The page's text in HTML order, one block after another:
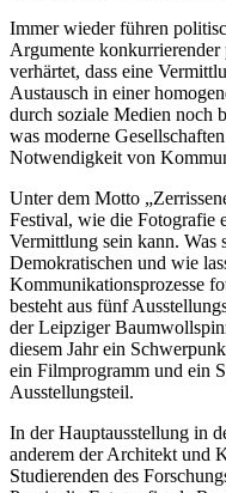
Immer wieder führen
Argumente
verhärtet, dass eine
Austausch in einer
durch soziale Medien noch
was moderne
Notwendigkeit von
Unter dem Motto
Festival, wie die Fotografie
Vermittlung sein kann. Was
Demokratischen und wie
Kommunikationsprozesse
besteht aus fünf
der Leipziger
diesem Jahr ein
ein Filmprogramm und ein
Ausstellungsteil.
In der Hauptausstellung in
anderem der Architekt und
Studierenden des